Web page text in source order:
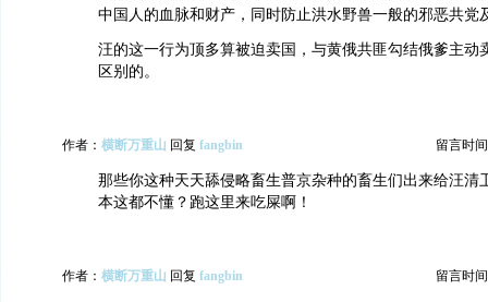
中国人的血脉和财产，同时防止洪水野兽一般的邪恶共党
汪的这一行为顶多算被迫卖国，与黄俄共匪勾结俄爹主动
区别的。
作者： 横断万重山 回复 fangbin 留言时
那些你这种天天舔侵略畜生普京杂种的畜生们出来给汪清
本这都不懂？跑这里来吃屎啊！
作者： 横断万重山 回复 fangbin 留言时